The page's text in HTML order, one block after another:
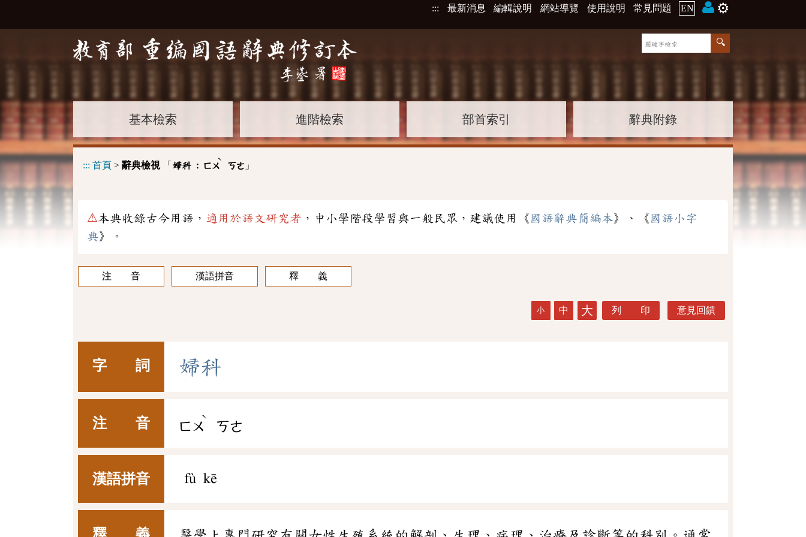
::: 最新消息 編輯說明 網站導覽 使用說明 常見問題 EN ⚙️
基本檢索 進階檢索 部首索引 辭典附錄
::: 首頁 > 辭典檢視「 婦科 : ㄈㄨ
ˋ
ㄎㄜ」
⚠本典收錄古今用語， 適用於語文研究者 ，中小學階段學習與一般民眾，建議使用《 國語辭典簡編本》、《 國語小字
典》。
注 音 漢語拼音 釋 義
小 中 大 列 印 意見回饋
字 詞 婦科
注 音 ㄈㄨ
ˋ
ㄎㄜ
漢語拼音 fù kē